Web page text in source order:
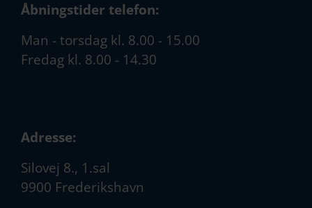
Åbningstider telefon:
Man - torsdag kl. 8.00 - 15.00
Fredag kl. 8.00 - 14.30
Adresse:
Silovej 8., 1.sal
9900 Frederikshavn